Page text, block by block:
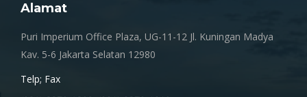
Alamat
Puri Imperium Office Plaza, UG-11-12 Jl. Kuningan Madya
Kav. 5-6 Jakarta Selatan 12980
Telp; Fax